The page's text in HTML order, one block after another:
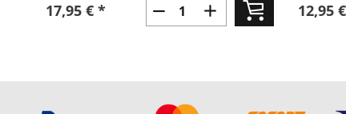
17,95 € * 12,95